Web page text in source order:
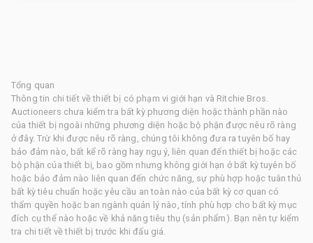
Tổng quan
Thông tin chi tiết về thiết bị có phạm vi giới hạn và Ritchie Bros.
Auctioneers chưa kiểm tra bất kỳ phương diện hoặc thành phần nào
của thiết bị ngoài những phương diện hoặc bộ phận được nêu rõ ràng
ở đây. Trừ khi được nêu rõ ràng, chúng tôi không đưa ra tuyên bố hay
bảo đảm nào, bất kể rõ ràng hay ngụ ý, liên quan đến thiết bị hoặc các
bộ phận của thiết bị, bao gồm nhưng không giới hạn ở bất kỳ tuyên bố
hoặc bảo đảm nào liên quan đến chức năng, sự phù hợp hoặc tuân thủ
bất kỳ tiêu chuẩn hoặc yêu cầu an toàn nào của bất kỳ cơ quan có
thẩm quyền hoặc ban ngành quản lý nào, tính phù hợp cho bất kỳ mục
đích cụ thể nào hoặc về khả năng tiêu thụ (sản phẩm). Bạn nên tự kiểm
tra chi tiết về thiết bị trước khi đấu giá.